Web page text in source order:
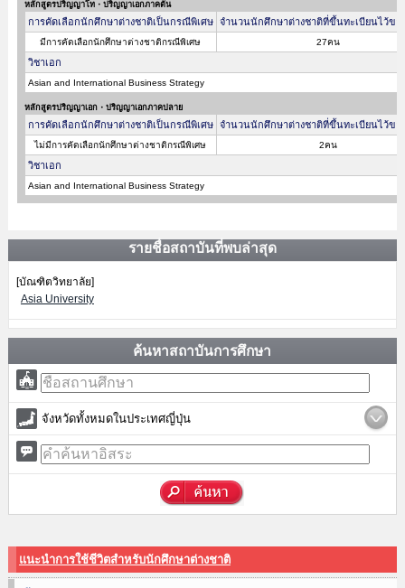
หลักสูตรปริญญาโท・ปริญญาเอกภาคต้น
การคัดเลือกนักศึกษาต่างชาติเป็นกรณีพิเศษ จำนวนนักศึกษาต่างชาติที่ขึ้นทะเบียนไว้ขอ
มีการคัดเลือกนักศึกษาต่างชาติกรณีพิเศษ 27คน
วิชาเอก
Asian and International Business Strategy
หลักสูตรปริญญาเอก・ปริญญาเอกภาคปลาย
การคัดเลือกนักศึกษาต่างชาติเป็นกรณีพิเศษ จำนวนนักศึกษาต่างชาติที่ขึ้นทะเบียนไว้ขอ
ไม่มีการคัดเลือกนักศึกษาต่างชาติกรณีพิเศษ 2คน
วิชาเอก
Asian and International Business Strategy
รายชื่อสถาบันที่พบล่าสุด
[บัณฑิตวิทยาลัย]
Asia University
ค้นหาสถาบันการศึกษา
จังหวัดทั้งหมดในประเทศญี่ปุ่น
แนะนำการใช้ชีวิตสำหรับนักศึกษาต่างชาติ